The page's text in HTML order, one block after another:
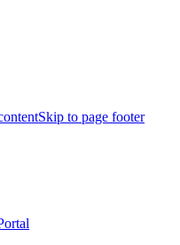
Skip to page footer